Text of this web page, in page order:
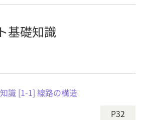
基礎知識
識 [1-1] 線路の構造
P32